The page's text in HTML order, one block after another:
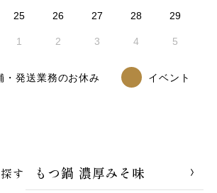
す
もつ鍋 濃厚みそ味
25 26 27 28 29
1 2 3 4 5
・発送業務のお休み イベント